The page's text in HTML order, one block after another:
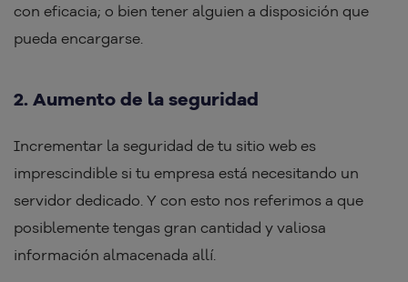
con eficacia; o bien tener alguien a disposición que
pueda encargarse.
2. Aumento de la seguridad
Incrementar la seguridad de tu sitio web es
imprescindible si tu empresa está necesitando un
servidor dedicado. Y con esto nos referimos a que
posiblemente tengas gran cantidad y valiosa
información almacenada allí.